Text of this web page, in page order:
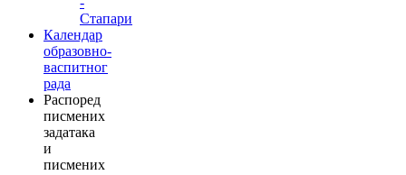
Стапари
Календар
образовно-
васпитног
рада
Распоред
писмених
задатака
и
писмених